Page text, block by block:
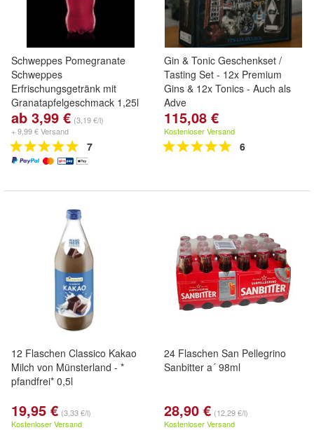
Schweppes Pomegranate
Schweppes
Erfrischungsgetränk mit
Granatapfelgeschmack 1,25l
ab 3,99 € (3,19 €/l)
+ 9,99 € Versand
7
Gin & Tonic Geschenkset /
Tasting Set - 12x Premium
Gins & 12x Tonics - Auch als
Adve
115,08 €
Kostenloser Versand
6
12 Flaschen Classico Kakao
Milch von Münsterland - *
pfandfrei* 0,5l
19,95 € (3,33 €/l)
Kostenloser Versand
24 Flaschen San Pellegrino
Sanbitter a´ 98ml
28,90 € (12,29 €/l)
Kostenloser Versand